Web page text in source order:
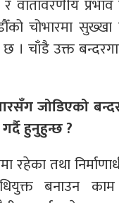
वातावरणीय
चोभारमा सुख्खा
। चाँडै उक्त
जोडिएको
हुनुहुन्छ ?
रहेका तथा
बनाउन